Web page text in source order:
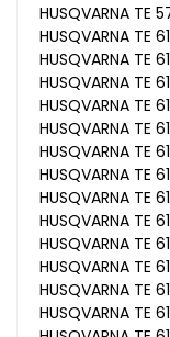
HUSQVARNA
HUSQVARNA
HUSQVARNA TE
HUSQVARNA
HUSQVARNA
HUSQVARNA TE
HUSQVARNA TE
HUSQVARNA TE
HUSQVARNA TE
HUSQVARNA
HUSQVARNA
HUSQVARNA
HUSQVARNA
HUSQVARNA